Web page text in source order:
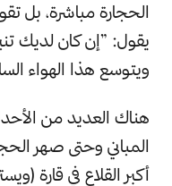
الحجارة مباشرة، بل
يقول: ”إن كان لديك
ويتوسع هذا الهواء
هناك العديد من
المباني وحتى صهر
أكبر القلاع في قارة